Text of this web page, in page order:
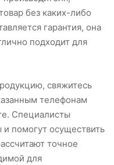
без каких-либо
гарантия, она
подходит для
свяжитесь
телефонам
Специалисты
помогут осуществить
точное
для